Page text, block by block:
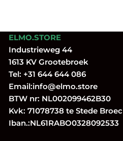
ELMO.STORE
Industrieweg 44
1613 KV Grootebroek
Tel: +31 644 644 086
Email:info@elmo.store
BTW nr: NL002099462B30
Kvk: 71078738 te Stede Broec
Iban.:NL61RABO0328092533